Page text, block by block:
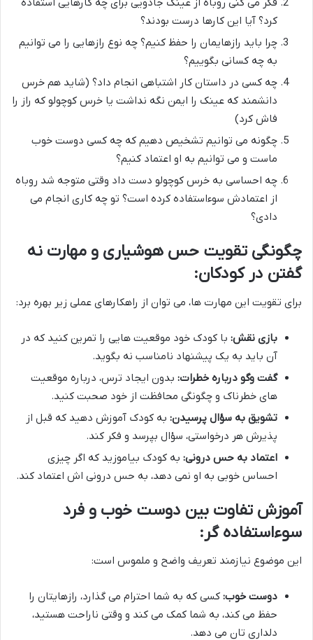
فکر می کنی روباه از عینک جادویی برای چه کارهایی استفاده
کرد؟ آیا این کارها درست بودند؟
چرا باید رازهایمان را حفظ کنیم؟ چه نوع رازهایی را می توانیم
به چه کسانی بگوییم؟
چه کسی در داستان کار اشتباهی انجام داد؟ (شاید هم خرس
دانشمند که عینک را ایمن نگه نداشت یا خرس کوچولو که راز را
فاش کرد)
چگونه می توانیم تشخیص دهیم که چه کسی دوست خوب
ماست و می توانیم به او اعتماد کنیم؟
چه احساسی به خرس کوچولو دست داد وقتی متوجه شد روباه
از اعتمادش سوءاستفاده کرده است؟ تو چه کاری انجام می
دادی؟
چگونگی تقویت حس هوشیاری و مهارت نه
گفتن در کودکان:
برای تقویت این مهارت ها، می توان از راهکارهای عملی زیر بهره برد:
بازی نقش: با کودک خود موقعیت هایی را تمرین کنید که در
آن باید به یک پیشنهاد نامناسب نه بگوید.
گفت وگو درباره خطرات: بدون ایجاد ترس، درباره موقعیت
های خطرناک و چگونگی محافظت از خود صحبت کنید.
تشویق به سؤال پرسیدن: به کودک آموزش دهید که قبل از
پذیرش هر درخواستی، سؤال بپرسد و فکر کند.
اعتماد به حس درونی: به کودک بیاموزید که اگر چیزی
احساس خوبی به او نمی دهد، به حس درونی اش اعتماد کند.
آموزش تفاوت بین دوست خوب و فرد
سوءاستفاده گر:
این موضوع نیازمند تعریف واضح و ملموس است:
دوست خوب: کسی که به شما احترام می گذارد، رازهایتان را
حفظ می کند، به شما کمک می کند و وقتی ناراحت هستید،
دلداری تان می دهد.